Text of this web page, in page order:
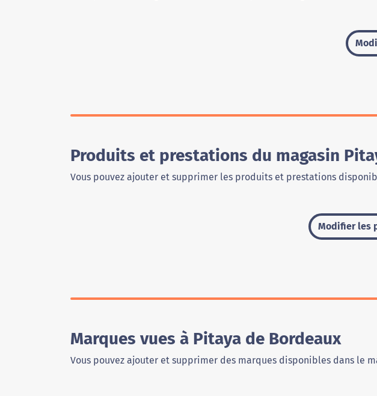
Produits et prestations du magasin
Vous pouvez ajouter et supprimer les produits et prestations
Modifier les
Marques vues à Pitaya de Bordeaux
Vous pouvez ajouter et supprimer des marques disponibles dans le